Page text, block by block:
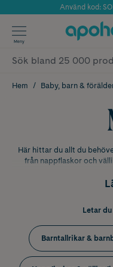
Årets
Använd kod:
✓
Meny
Hem Baby, barn &
Här hittar du allt du
från nappflaskor och
Mata barn –
Här är en enkel guide:
0–6 månader – flaskmatning
Under de första
modersmjölksersättning
Letar
Barntallrikar &